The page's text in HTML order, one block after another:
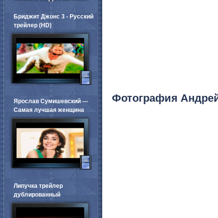
Фотография
Бриджит Джонс 3 - Русский
трейлер (HD)
Ярослав Сумишевский ---
Самая лучшая женщина
Липучка трейлер
дублированный